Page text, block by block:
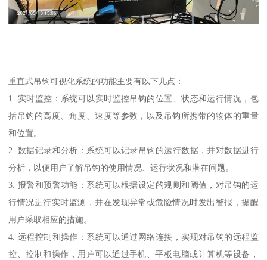
重直式吊钩可视化系统的功能主要有以下几点：
1. 实时监控：系统可以实时监控吊钩的位置、状态和运行情况，包
括吊钩的高度、角度、速度等参数，以及吊钩所携带的物体的重量
和位置。
2. 数据记录和分析：系统可以记录吊钩的运行数据，并对数据进行
分析，以便用户了解吊钩的使用情况、运行状况和潜在问题。
3. 报警和预警功能：系统可以根据设定的规则和阈值，对吊钩的运
行情况进行实时监测，并在发现异常或危险情况时发出警报，提醒
用户采取相应的措施。
4. 远程控制和操作：系统可以通过网络连接，实现对吊钩的远程监
控、控制和操作，用户可以通过手机、平板电脑或计算机等设备，